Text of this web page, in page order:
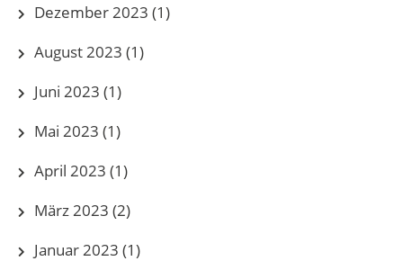
Dezember 2023 (1)
August 2023 (1)
Juni 2023 (1)
Mai 2023 (1)
April 2023 (1)
März 2023 (2)
Januar 2023 (1)